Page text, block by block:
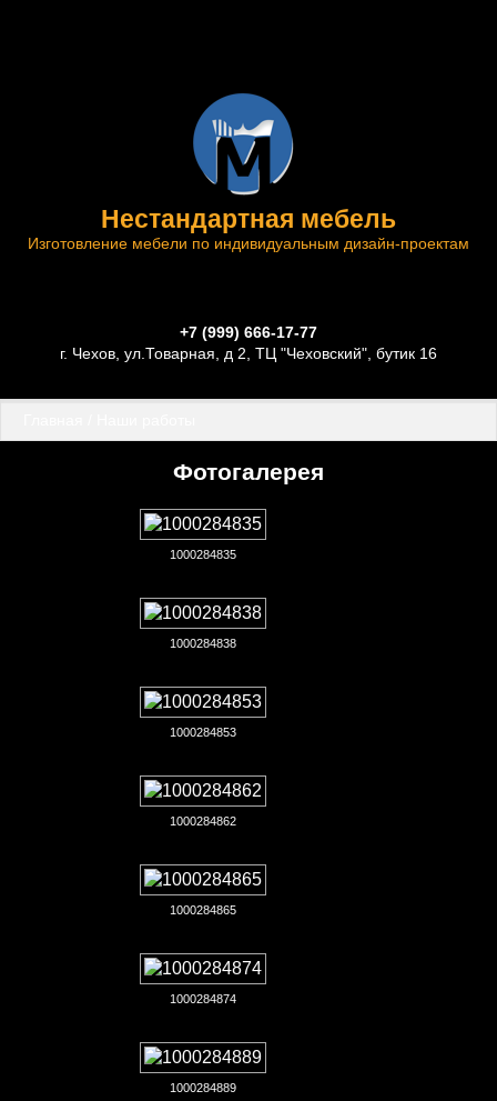
Нестандартная мебель
Изготовление мебели по индивидуальным дизайн-проектам
+7 (999) 666-17-77
г. Чехов, ул.Товарная, д 2, ТЦ "Чеховский", бутик 16
Фотогалерея
1000284835
1000284838
1000284853
1000284862
1000284865
1000284874
1000284889